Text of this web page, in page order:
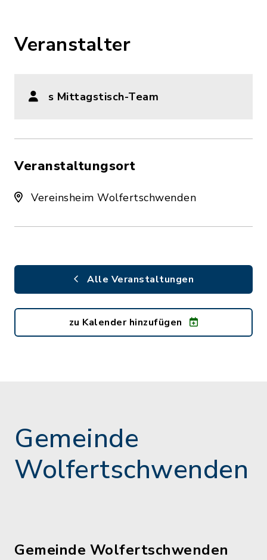
Veranstalter
s Mittagstisch-Team
Veranstaltungsort
Vereinsheim Wolfertschwenden
Alle Veranstaltungen
zu Kalender hinzufügen
Gemeinde
Wolfertschwenden
Gemeinde Wolfertschwenden